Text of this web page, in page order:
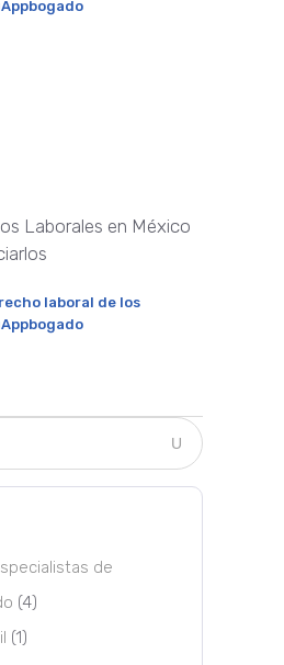
Laborales en México
laboral de los
de
(4)
(1)